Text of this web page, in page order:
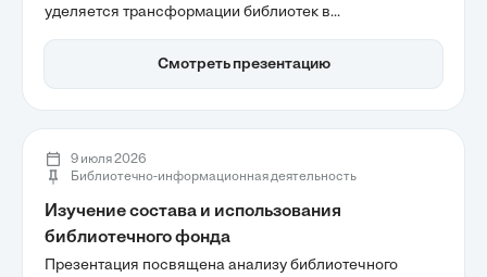
уделяется трансформации библиотек в
учета уже не работают. Обсуждаются вопросы
мониторинга востребованности услуг и
Смотреть презентацию
9 июля 2026
Библиотечно-информационная деятельность
Изучение состава и использования
библиотечного фонда
Презентация посвящена анализу библиотечного